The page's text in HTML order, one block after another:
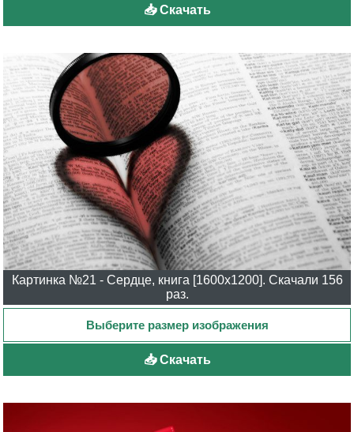
📥 Скачать
Картинка №21 - Сердце, книга [1600x1200]. Скачали 156
раз.
📥 Скачать